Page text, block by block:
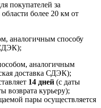
покупателей за
более 20 км от
аналогичным способу
аналогичным
доставка СДЭК);
14 дней (с даты
возврата курьеру);
пары осуществляется